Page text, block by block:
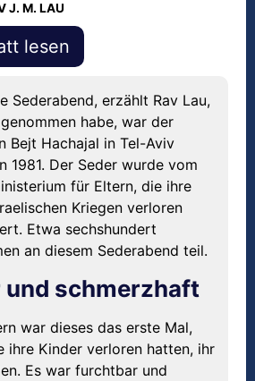
J. M. LAU
lesen
Sederabend, erzählt Rav Lau,
habe, war der
Bejt Hachajal in Tel-Aviv
1981. Der Seder wurde vom
für Eltern, die ihre
Kriegen verloren
Etwa sechshundert
an diesem Sederabend teil.
schmerzhaft
war dieses das erste Mal,
ihre Kinder verloren hatten, ihr
Es war furchtbar und